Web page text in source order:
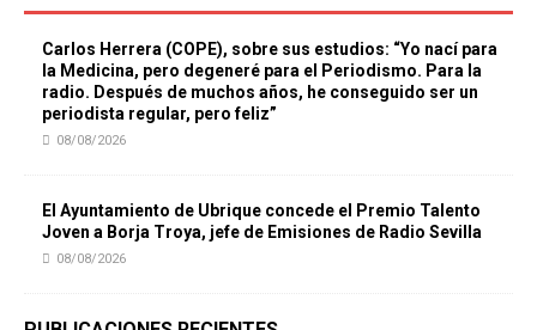
Carlos Herrera (COPE), sobre sus estudios: “Yo nací para
la Medicina, pero degeneré para el Periodismo. Para la
radio. Después de muchos años, he conseguido ser un
periodista regular, pero feliz”
08/08/2026
El Ayuntamiento de Ubrique concede el Premio Talento
Joven a Borja Troya, jefe de Emisiones de Radio Sevilla
08/08/2026